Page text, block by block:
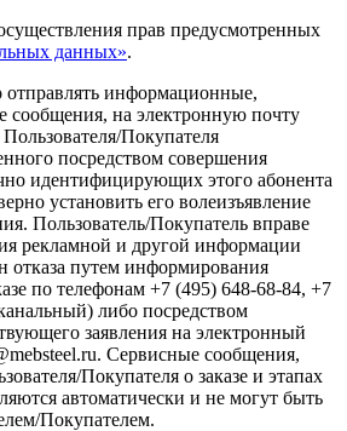
прав предусмотренных
данных».
отправлять информационные,
сообщения, на электронную почту
Покупателя
посредством совершения
идентифицирующих этого абонента
установить его волеизъявление
Пользователь/Покупатель вправе
рекламной и другой информации
отказа путем информирования
по телефонам +7 (495) 648-68-84, +7
) либо посредством
заявления на электронный
Сервисные сообщения,
Покупателя о заказе и этапах
автоматически и не могут быть
Покупателем.